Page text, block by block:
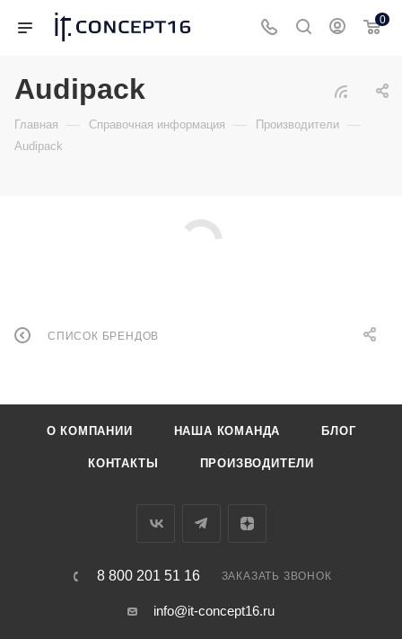
0
Audipack
Главная — Справочная информация — Производители —
Audipack
СПИСОК БРЕНДОВ
О КОМПАНИИ НАША КОМАНДА БЛОГ
КОНТАКТЫ ПРОИЗВОДИТЕЛИ
8 800 201 51 16 ЗАКАЗАТЬ ЗВОНОК
info@it-concept16.ru